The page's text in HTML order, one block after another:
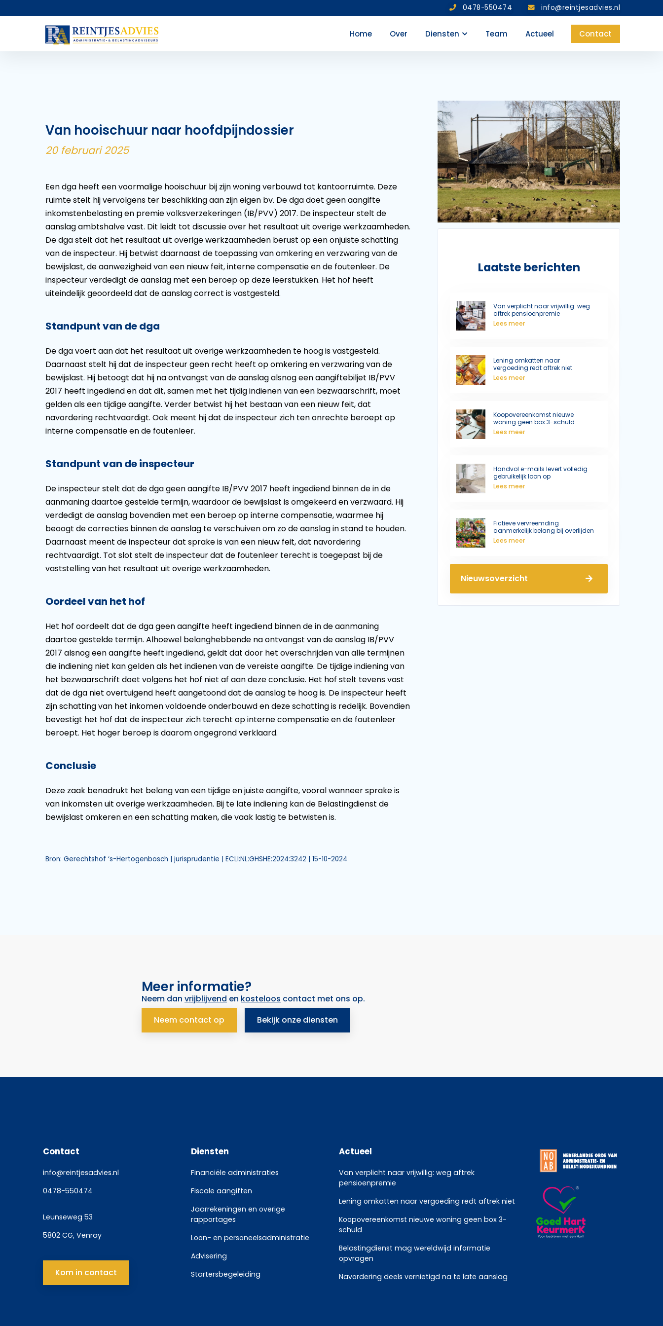
0478-550474 info@reintjesadvies.nl
Home Over Diensten Team Actueel Contact
Van hooischuur naar hoofdpijndossier
20 februari 2025
Een dga heeft een voormalige hooischuur bij zijn woning verbouwd tot kantoorruimte. Deze
ruimte stelt hij vervolgens ter beschikking aan zijn eigen bv. De dga doet geen aangifte
inkomstenbelasting en premie volksverzekeringen (IB/PVV) 2017. De inspecteur stelt de
aanslag ambtshalve vast. Dit leidt tot discussie over het resultaat uit overige werkzaamheden.
De dga stelt dat het resultaat uit overige werkzaamheden berust op een onjuiste schatting
van de inspecteur. Hij betwist daarnaast de toepassing van omkering en verzwaring van de
bewijslast, de aanwezigheid van een nieuw feit, interne compensatie en de foutenleer. De
inspecteur verdedigt de aanslag met een beroep op deze leerstukken. Het hof heeft
uiteindelijk geoordeeld dat de aanslag correct is vastgesteld.
Standpunt van de dga
De dga voert aan dat het resultaat uit overige werkzaamheden te hoog is vastgesteld.
Daarnaast stelt hij dat de inspecteur geen recht heeft op omkering en verzwaring van de
bewijslast. Hij betoogt dat hij na ontvangst van de aanslag alsnog een aangiftebiljet IB/PVV
2017 heeft ingediend en dat dit, samen met het tijdig indienen van een bezwaarschrift, moet
gelden als een tijdige aangifte. Verder betwist hij het bestaan van een nieuw feit, dat
navordering rechtvaardigt. Ook meent hij dat de inspecteur zich ten onrechte beroept op
interne compensatie en de foutenleer.
Standpunt van de inspecteur
De inspecteur stelt dat de dga geen aangifte IB/PVV 2017 heeft ingediend binnen de in de
aanmaning daartoe gestelde termijn, waardoor de bewijslast is omgekeerd en verzwaard. Hij
verdedigt de aanslag bovendien met een beroep op interne compensatie, waarmee hij
beoogt de correcties binnen de aanslag te verschuiven om zo de aanslag in stand te houden.
Daarnaast meent de inspecteur dat sprake is van een nieuw feit, dat navordering
rechtvaardigt. Tot slot stelt de inspecteur dat de foutenleer terecht is toegepast bij de
vaststelling van het resultaat uit overige werkzaamheden.
Oordeel van het hof
Het hof oordeelt dat de dga geen aangifte heeft ingediend binnen de in de aanmaning
daartoe gestelde termijn. Alhoewel belanghebbende na ontvangst van de aanslag IB/PVV
2017 alsnog een aangifte heeft ingediend, geldt dat door het overschrijden van alle termijnen
die indiening niet kan gelden als het indienen van de vereiste aangifte. De tijdige indiening van
het bezwaarschrift doet volgens het hof niet af aan deze conclusie. Het hof stelt tevens vast
dat de dga niet overtuigend heeft aangetoond dat de aanslag te hoog is. De inspecteur heeft
zijn schatting van het inkomen voldoende onderbouwd en deze schatting is redelijk. Bovendien
bevestigt het hof dat de inspecteur zich terecht op interne compensatie en de foutenleer
beroept. Het hoger beroep is daarom ongegrond verklaard.
Conclusie
Deze zaak benadrukt het belang van een tijdige en juiste aangifte, vooral wanneer sprake is
van inkomsten uit overige werkzaamheden. Bij te late indiening kan de Belastingdienst de
bewijslast omkeren en een schatting maken, die vaak lastig te betwisten is.
Bron: Gerechtshof ‘s-Hertogenbosch | jurisprudentie | ECLI:NL:GHSHE:2024:3242 | 15-10-2024
Laatste berichten
Van verplicht naar vrijwillig: weg
aftrek pensioenpremie
Lees meer
Lening omkatten naar
vergoeding redt aftrek niet
Lees meer
Koopovereenkomst nieuwe
woning geen box 3-schuld
Lees meer
Handvol e-mails levert volledig
gebruikelijk loon op
Lees meer
Fictieve vervreemding
aanmerkelijk belang bij overlijden
Lees meer
Nieuwsoverzicht
Meer informatie?
Neem dan vrijblijvend en kosteloos contact met ons op.
Neem contact op
Bekijk onze diensten
Contact
info@reintjesadvies.nl
0478-550474
Leunseweg 53
5802 CG, Venray
Kom in contact
Diensten
Financiële administraties
Fiscale aangiften
Jaarrekeningen en overige
rapportages
Loon- en personeelsadministratie
Advisering
Startersbegeleiding
Actueel
Van verplicht naar vrijwillig: weg aftrek
pensioenpremie
Lening omkatten naar vergoeding redt aftrek niet
Koopovereenkomst nieuwe woning geen box 3-
schuld
Belastingdienst mag wereldwijd informatie
opvragen
Navordering deels vernietigd na te late aanslag